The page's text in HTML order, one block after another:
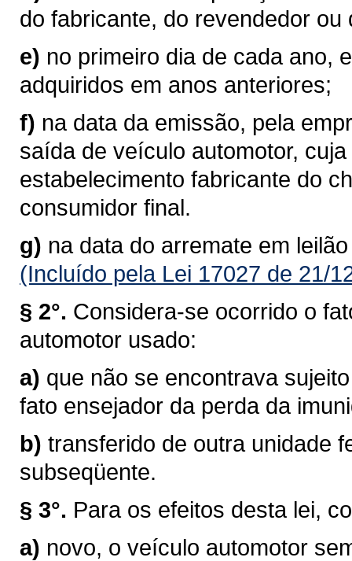
do fabricante, do revendedor ou
e) no primeiro dia de cada ano,
adquiridos em anos anteriores;
f) na data da emissão, pela
saída de veículo automotor,
estabelecimento fabricante do
consumidor final.
g) na data do arremate em
(Incluído pela Lei 17027 de 21/
§ 2°. Considera-se ocorrido o
automotor usado:
a) que não se encontrava
fato ensejador da perda da
b) transferido de outra unidade
subseqüente.
§ 3°. Para os efeitos desta lei,
a) novo, o veículo automotor